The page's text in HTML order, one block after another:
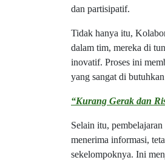
dan partisipatif.
Tidak hanya itu,
dalam tim, mereka di
inovatif. Proses ini
yang sangat di
“Kurang Gerak dan
Selain itu,
menerima informasi,
sekelompoknya. Ini